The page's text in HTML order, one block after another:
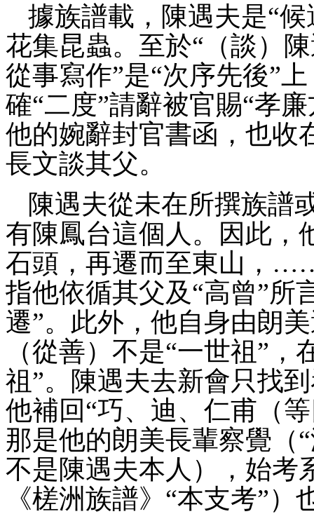
據族譜載，陳遇夫是“
花集昆蟲。至於“（談）
從事寫作”是“次序先後”
確“二度”請辭被官賜“孝
他的婉辭封官書函，也收
長文談其父。
陳遇夫從未在所撰族譜
有陳鳳台這個人。因此，
石頭，再遷而至東山，
指他依循其父及“高曾”所
遷”。此外，他自身由朗
（從善）不是“一世祖”
祖”。陳遇夫去新會只找
他補回“巧、迪、仁甫（
那是他的朗美長輩察覺（“
不是陳遇夫本人），始考
《槎洲族譜》 “本支考”）